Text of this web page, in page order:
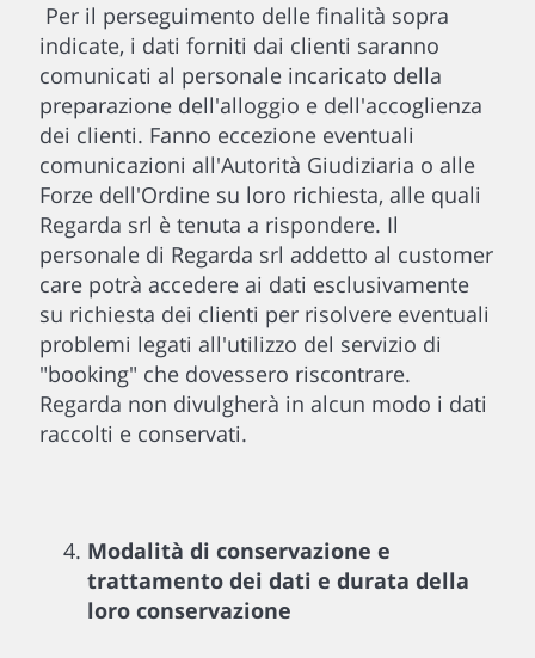
Per il perseguimento delle finalità sopra
indicate, i dati forniti dai clienti saranno
comunicati al personale incaricato della
preparazione dell'alloggio e dell'accoglienza
dei clienti. Fanno eccezione eventuali
comunicazioni all'Autorità Giudiziaria o alle
Forze dell'Ordine su loro richiesta, alle quali
Regarda srl è tenuta a rispondere. Il
personale di Regarda srl addetto al customer
care potrà accedere ai dati esclusivamente
su richiesta dei clienti per risolvere eventuali
problemi legati all'utilizzo del servizio di
"booking" che dovessero riscontrare.
Regarda non divulgherà in alcun modo i dati
raccolti e conservati.
Modalità di conservazione e
trattamento dei dati e durata della
loro conservazione